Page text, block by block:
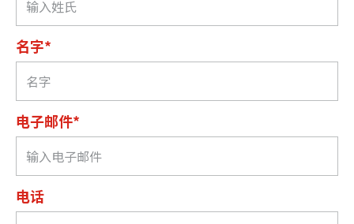
名字*
电子邮件*
电话